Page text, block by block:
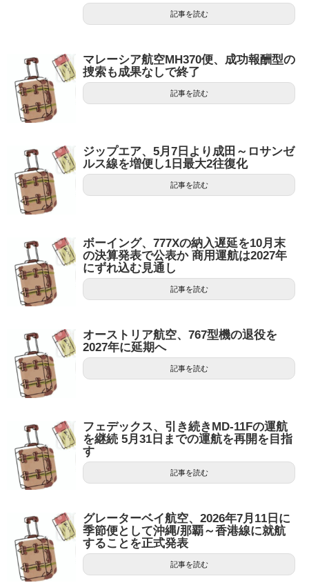
記事を読む
マレーシア航空MH370便、成功報酬型の
捜索も成果なしで終了
記事を読む
ジップエア、5月7日より成田～ロサンゼ
ルス線を増便し1日最大2往復化
記事を読む
ボーイング、777Xの納入遅延を10月末
の決算発表で公表か 商用運航は2027年
にずれ込む見通し
記事を読む
オーストリア航空、767型機の退役を
2027年に延期へ
記事を読む
フェデックス、引き続きMD-11Fの運航
を継続 5月31日までの運航を再開を目指
す
記事を読む
グレーターベイ航空、2026年7月11日に
季節便として沖縄/那覇～香港線に就航
することを正式発表
記事を読む